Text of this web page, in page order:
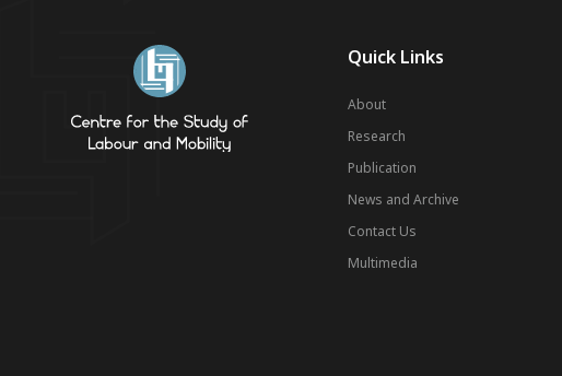
Quick Links
About
Research
Publication
News and Archive
Contact Us
Multimedia